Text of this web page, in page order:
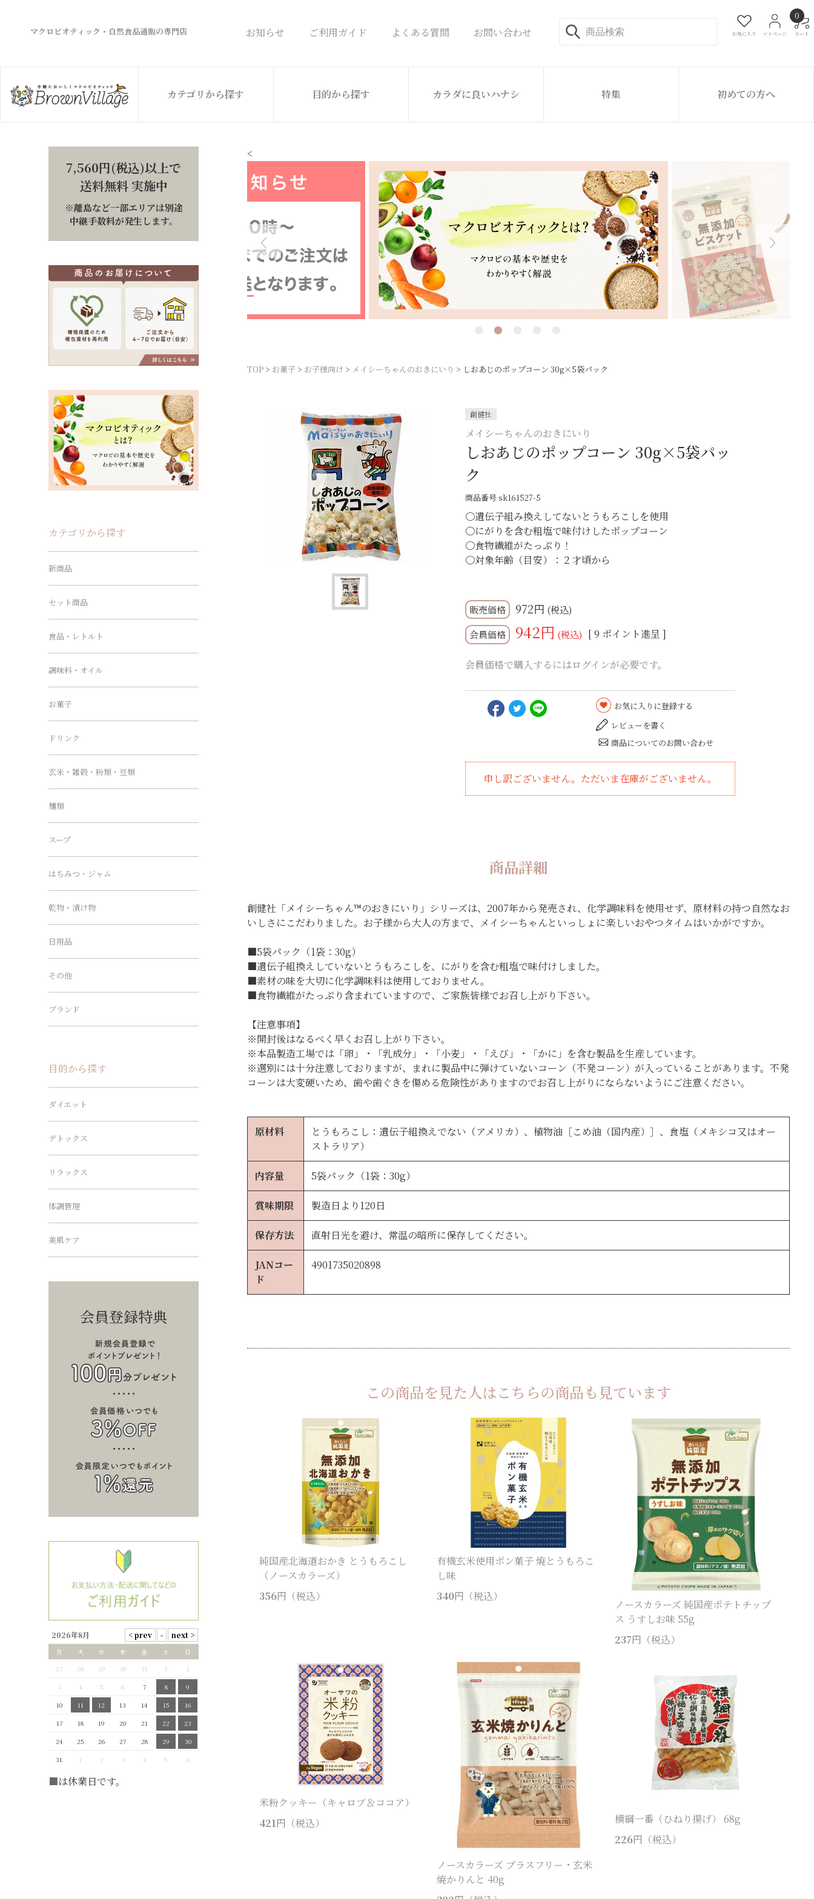
マクロビオティック・自然食品通販の専門店 お知らせ ご利用ガイド よくある質問 お問い合わせ お気に入り マイページ カート
0
カテゴリから探す 目的から探す カラダに良いハナシ 特集 初めての方へ
<
TOP お菓子 お子様向け メイシーちゃんのおきにいり しおあじのポップコーン 30g×5袋パック
創健社
メイシーちゃんのおきにいり
しおあじのポップコーン 30g×5袋パッ
ク
商品番号 sk161527-5
〇遺伝子組み換えしてないとうもろこしを使用
〇にがりを含む粗塩で味付けしたポップコーン
〇食物繊維がたっぷり！
〇対象年齢（目安）：２才頃から
972
税込
会員価格
942 税込 [ 9 ポイント進呈 ]
会員価格で購入するにはログインが必要です。
お気に入りに登録する
レビューを書く
商品についてのお問い合わせ
申し訳ございません。ただいま在庫がございません。
商品詳細
創健社「メイシーちゃん™のおきにいり」シリーズは、2007年から発売され、化学調味料を使用せず、原材料の持つ自然なお
いしさにこだわりました。お子様から大人の方まで、メイシーちゃんといっしょに楽しいおやつタイムはいかがですか。
■5袋パック（1袋：30g）
■遺伝子組換えしていないとうもろこしを、にがりを含む粗塩で味付けしました。
■素材の味を大切に化学調味料は使用しておりません。
■食物繊維がたっぷり含まれていますので、ご家族皆様でお召し上がり下さい。
【注意事項】
※開封後はなるべく早くお召し上がり下さい。
※本品製造工場では「卵」・「乳成分」・「小麦」・「えび」・「かに」を含む製品を生産しています。
※選別には十分注意しておりますが、まれに製品中に弾けていないコーン（不発コーン）が入っていることがあります。不発
コーンは大変硬いため、歯や歯ぐきを傷める危険性がありますのでお召し上がりにならないようにご注意ください。
原材料
とうもろこし：遺伝子組換えでない（アメリカ）、植物油［こめ油（国内産）］、食塩（メキシコ又はオー
ストラリア）
内容量 5袋パック（1袋：30g）
賞味期限 製造日より120日
保存方法 直射日光を避け、常温の暗所に保存してください。
JANコー
ド
4901735020898
この商品を見た人はこちらの商品も見ています
純国産北海道おかき とうもろこし
（ノースカラーズ）
356円（税込）
有機玄米使用ポン菓子 焼とうもろこ
し味
340円（税込）
ノースカラーズ 純国産ポテトチップ
ス うすしお味 55g
237円（税込）
米粉クッキー（キャロブ＆ココア）
421円（税込）
ノースカラーズ プラスフリー・玄米
焼かりんと 40g
横綱一番（ひねり揚げ） 68g
226円（税込）
7,560円(税込)以上で
送料無料 実施中
※離島など一部エリアは別途
中継手数料が発生します。
カテゴリから探す
新商品
セット商品
食品・レトルト
調味料・オイル
お菓子
ドリンク
玄米・雑穀・粉類・豆類
麺類
スープ
はちみつ・ジャム
乾物・漬け物
日用品
その他
ブランド
目的から探す
ダイエット
デトックス
リラックス
体調管理
美肌ケア
会員登録特典
2026年8月
月 火 水 木 金 土
日
27
28 29 30 31 1
2
3
4 5 6 7 8
9
10
11 12 13 14 15
16
17
18 19 20 21 22
23
24
25 26 27 28 29
30
31
1 2 3 4 5 6
■は休業日です。